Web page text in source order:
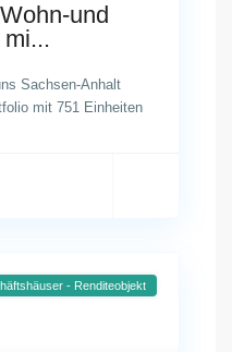
und
Sachsen-Anhalt
mit 751 Einheiten
- Renditeobjekt